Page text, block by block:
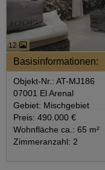
12
Basisinformationen:
Objekt-Nr.: AT-MJ186
07001 El Arenal
Gebiet: Mischgebiet
Preis: 490.000 €
Wohnfläche ca.: 65 m²
Zimmeranzahl: 2